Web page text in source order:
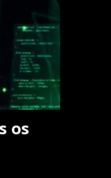
os